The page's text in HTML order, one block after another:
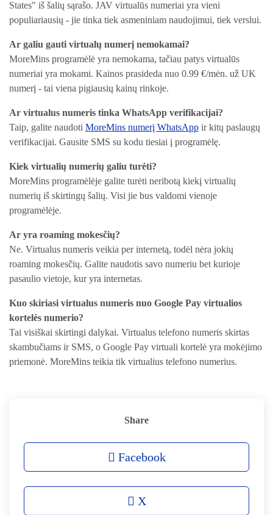
States" iš šalių sąrašo. JAV virtualūs numeriai yra vieni
populiariausių - jie tinka tiek asmeniniam naudojimui, tiek verslui.
Ar galiu gauti virtualų numerį nemokamai?
MoreMins programėlė yra nemokama, tačiau patys virtualūs
numeriai yra mokami. Kainos prasideda nuo 0.99 €/mėn. už UK
numerį - tai viena pigiausių kainų rinkoje.
Ar virtualus numeris tinka WhatsApp verifikacijai?
Taip, galite naudoti MoreMins numerį WhatsApp ir kitų paslaugų
verifikacijai. Gausite SMS su kodu tiesiai į programėlę.
Kiek virtualių numerių galiu turėti?
MoreMins programėlėje galite turėti neribotą kiekį virtualių
numerių iš skirtingų šalių. Visi jie bus valdomi vienoje
programėlėje.
Ar yra roaming mokesčių?
Ne. Virtualus numeris veikia per internetą, todėl nėra jokių
roaming mokesčių. Galite naudotis savo numeriu bet kurioje
pasaulio vietoje, kur yra internetas.
Kuo skiriasi virtualus numeris nuo Google Pay virtualios
kortelės numerio?
Tai visiškai skirtingi dalykai. Virtualus telefono numeris skirtas
skambučiams ir SMS, o Google Pay virtuali kortelė yra mokėjimo
priemonė. MoreMins teikia tik virtualius telefono numerius.
Share
Facebook
X